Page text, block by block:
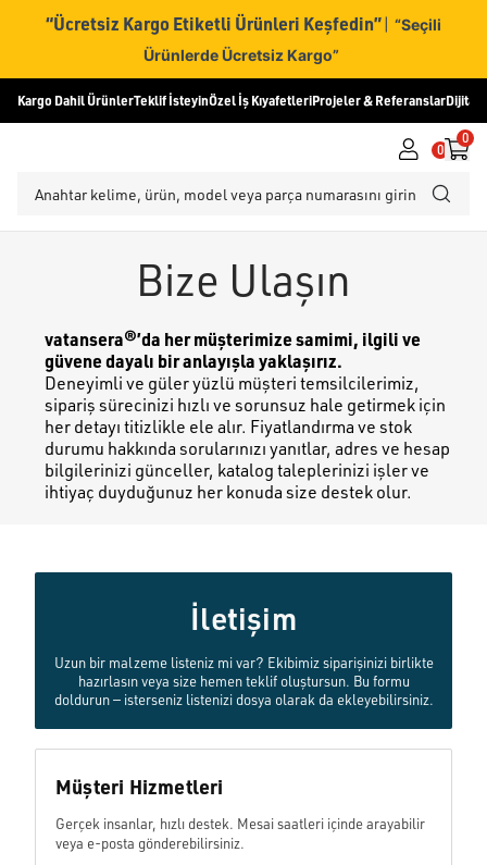
“Ücretsiz Kargo Etiketli Ürünleri Keşfedin” | “Seçili
Ürünlerde Ücretsiz Kargo”
Kargo Dahil ÜrünlerTeklif İsteyinÖzel İş KıyafetleriProjeler & ReferanslarDijital
0
0
Bize Ulaşın
vatansera®’da her müşterimize samimi, ilgili ve
güvene dayalı bir anlayışla yaklaşırız.
Deneyimli ve güler yüzlü müşteri temsilcilerimiz,
sipariş sürecinizi hızlı ve sorunsuz hale getirmek için
her detayı titizlikle ele alır. Fiyatlandırma ve stok
durumu hakkında sorularınızı yanıtlar, adres ve hesap
bilgilerinizi günceller, katalog taleplerinizi işler ve
ihtiyaç duyduğunuz her konuda size destek olur.
İletişim
Uzun bir malzeme listeniz mi var? Ekibimiz siparişinizi birlikte
hazırlasın veya size hemen teklif oluştursun. Bu formu
doldurun — isterseniz listenizi dosya olarak da ekleyebilirsiniz.
Müşteri Hizmetleri
Gerçek insanlar, hızlı destek. Mesai saatleri içinde arayabilir
veya e-posta gönderebilirsiniz.